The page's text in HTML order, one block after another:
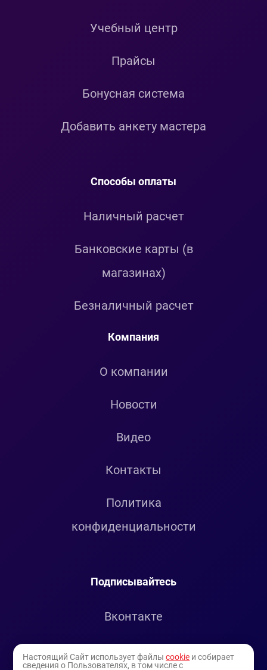
Учебный центр
Прайсы
Бонусная система
Добавить анкету мастера
Способы оплаты
Наличный расчет
Банковские карты (в
магазинах)
Безналичный расчет
Компания
О компании
Новости
Видео
Контакты
Политика
конфиденциальности
Подписывайтесь
Вконтакте
Настоящий Сайт использует файлыcookie и собирает
сведения о Пользователях, в том числе с